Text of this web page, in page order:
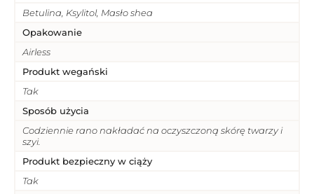
Betulina, Ksylitol, Masło shea
Opakowanie
Airless
Produkt wegański
Tak
Sposób użycia
Codziennie rano nakładać na oczyszczoną skórę twarzy i
szyi.
Produkt bezpieczny w ciąży
Tak